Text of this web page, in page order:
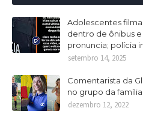
Adolescentes
dentro de ônibus
pronuncia; polícia
setembro 14, 2025
Comentarista da
no grupo da
dezembro 12, 2022